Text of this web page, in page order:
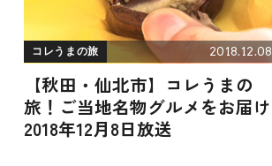
コレうまの旅 2018.12.08
【秋田・仙北市】コレうまの
旅！ご当地名物グルメをお届け
2018年12月8日放送